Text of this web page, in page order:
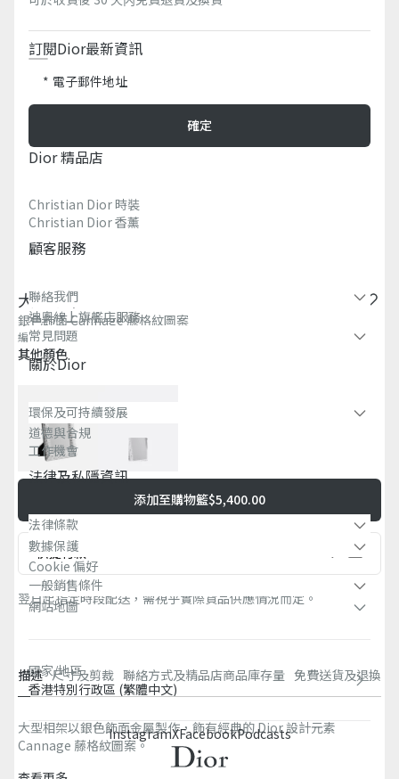
大型相架
銀色飾面 Cannage 藤格紋圖案
編號:HYB01CCA1U_C090
其他顏色
添加至購物籃$5,400.00
快捷付款
翌日起指定時段配送，需視乎實際貨品供應情況而定。
描述 尺寸及剪裁 聯絡方式及精品店商品庫存量 免費送貨及退換
大型相架以銀色飾面金屬製作，飾有經典的 Dior 設計元素
Cannage 藤格紋圖案。
訂閱Dior最新資訊​
電子郵件地址
確定
Dior 精品店
Christian Dior 時裝
Christian Dior 香薰​
顧客服務
聯絡我們
迪奧線上旗艦店服務
常見問題​
關於dior
環保及可持續發展​
道德與合規
工作機會
法律及私隱資訊​
法律條款
數據保護
Cookie 偏好
一般銷售條件
網站地圖
國家/地區
香港特別行政區 (繁體中文)
InstagramXFacebookPodcasts